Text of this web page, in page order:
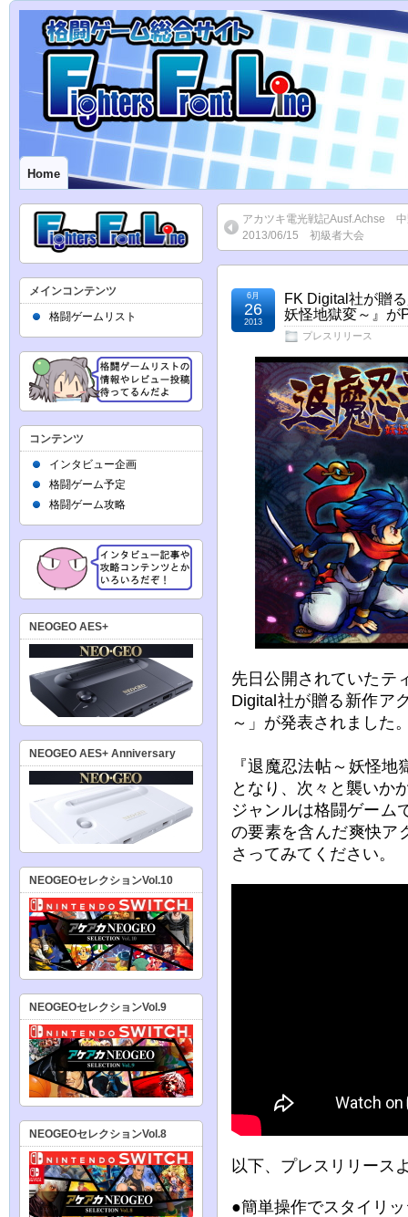
Home
アカツキ電光戦記Ausf.Achse
2013/06/15 初級者大会
FK Digital社が贈
妖怪地獄変～』が
プレスリリース
6月
26
2013
先日公開されていた
Digital社が贈る新作ア
～」が発表されました
『退魔忍法帖～妖怪
となり、次々と襲いか
ジャンルは格闘ゲーム
の要素を含んだ爽快ア
さってみてください。
以下、プレスリリース
●簡単操作でスタイリ
メインコンテンツ
格闘ゲームリスト
コンテンツ
インタビュー企画
格闘ゲーム予定
格闘ゲーム攻略
NEOGEO AES+
NEOGEO AES+ Anniversary
NEOGEOセレクションVol.10
NEOGEOセレクションVol.9
NEOGEOセレクションVol.8